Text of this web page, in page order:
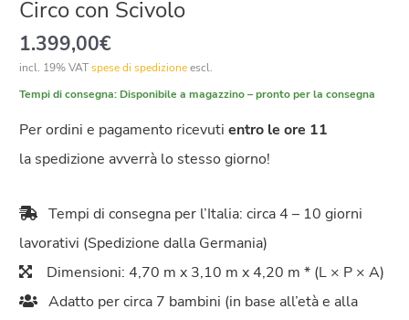
Circo con Scivolo
1.399,00€
incl. 19% VATspese di spedizioneescl.
Tempi di consegna: Disponibile a magazzino – pronto per la consegna
Per ordini e pagamento ricevutientro le ore 11
la spedizione avverrà lo stesso giorno!
Tempi di consegna per l’Italia: circa 4 – 10 giorni
lavorativi (Spedizione dalla Germania)
Dimensioni: 4,70 m x 3,10 m x 4,20 m * (L × P × A)
Adatto per circa 7 bambini (in base all’età e alla